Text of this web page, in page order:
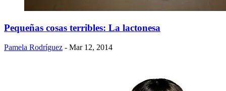
Pequeñas cosas terribles: La lactonesa
Pamela Rodríguez - Mar 12, 2014